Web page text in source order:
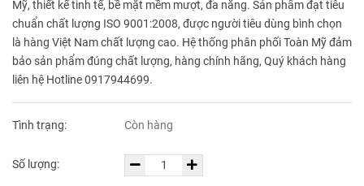
Mỹ, thiết kế tinh tế, bề mặt mềm mượt, đa năng. Sản phẩm đạt tiêu
chuẩn chất lượng ISO 9001:2008, được người tiêu dùng bình chọn
là hàng Việt Nam chất lượng cao. Hệ thống phân phối Toàn Mỹ đảm
bảo sản phẩm đúng chất lượng, hàng chính hãng, Quý khách hàng
liên hệ Hotline 0917944699.
Tình trạng: Còn hàng
Số lượng: